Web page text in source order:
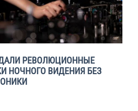
РЕВОЛЮЦИОННЫЕ
НОЧНОГО ВИДЕНИЯ БЕЗ